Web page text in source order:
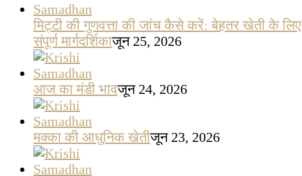
मिट्टी की गुणवत्ता की जांच कैसे करें: बेहतर खेती के लिए
संपूर्ण मार्गदर्शिकाजून 25, 2026
आज का मंडी भावजून 24, 2026
मक्का की आधुनिक खेतीजून 23, 2026